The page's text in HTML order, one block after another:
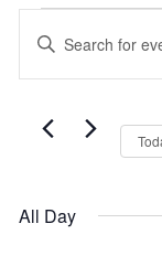
Events
for
May
19
Events
Search
and
Views
Navigation
Enter
Keyword.
Search
Events
All Day